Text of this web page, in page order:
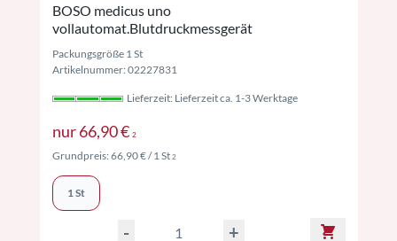
BOSO medicus uno
vollautomat.Blutdruckmessgerät
Packungsgröße 1 St
Artikelnummer: 02227831
Lieferzeit: Lieferzeit ca. 1-3 Werktage
nur66,90 € 2Preise inkl. MwSt. ggf. zzgl. Versand
Grundpreis:66,90 €/ 1 St 2Preise inkl. MwSt. ggf. zzgl. Versand
1 St
- +